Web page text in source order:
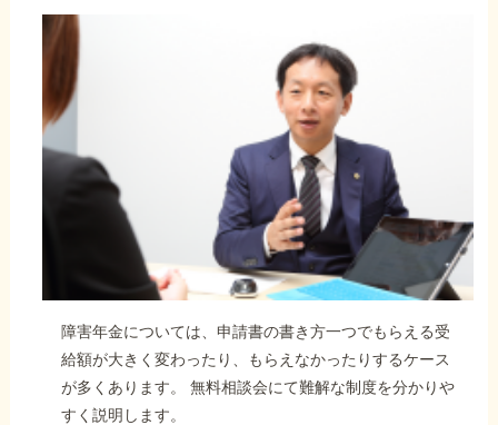
障害年金については、申請書の書き方一つでもらえる受
給額が大きく変わったり、もらえなかったりするケース
が多くあります。 無料相談会にて難解な制度を分かりや
すく説明します。